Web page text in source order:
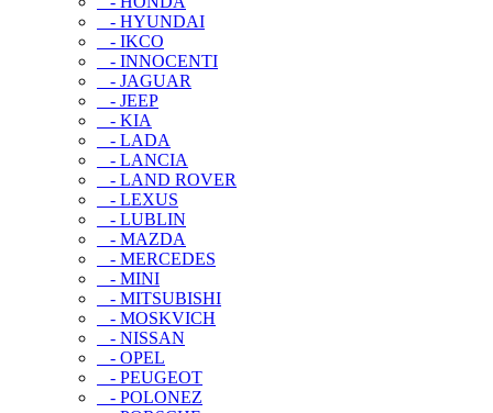
- HYUNDAI
- IKCO
- INNOCENTI
- JAGUAR
- JEEP
- KIA
- LADA
- LANCIA
- LAND ROVER
- LEXUS
- LUBLIN
- MAZDA
- MERCEDES
- MINI
- MITSUBISHI
- MOSKVICH
- NISSAN
- OPEL
- PEUGEOT
- POLONEZ